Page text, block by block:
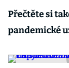
Přečtěte si
pandemické